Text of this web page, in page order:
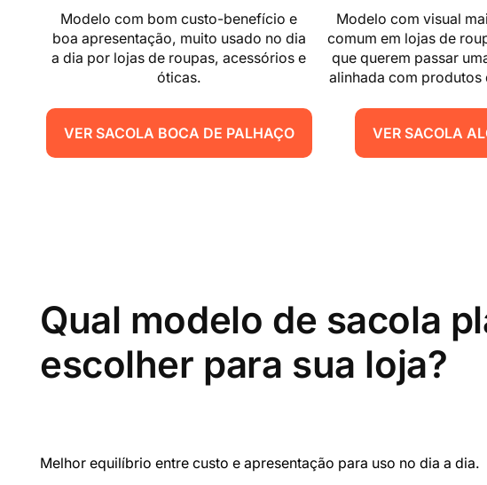
Modelo com bom custo-benefício e
boa apresentação, muito usado no dia
a dia por lojas de roupas, acessórios e
óticas.
VER SACOLA BOCA DE PALHAÇO
Modelo com visual
comum em lojas de
que querem passar
alinhada com produtos
VER SACOLA
Qual modelo de sacola
escolher para sua loja?
Melhor equilíbrio entre custo e apresentação para uso no dia a dia.